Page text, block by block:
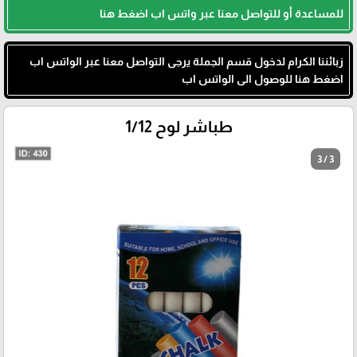
للمساعدة أو للتواصل معنا عبر واتس اب اضغط هنا
زبائننا الكرام لدخول قسم الجملة يرجى التواصل معنا عبر الواتس اب
اضغط هنا للوصول الى الواتس اب
طباشر لوح 1/12
3 / 3